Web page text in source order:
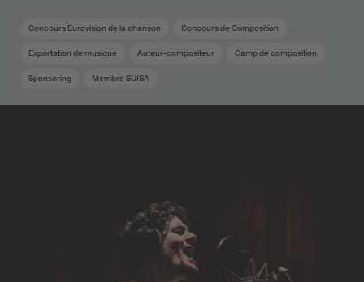
Concours Eurovision de la chanson Concours de Composition
Exportation de musique Auteur-compositeur Camp de composition
Sponsoring Membre SUISA